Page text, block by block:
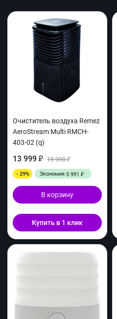
Очиститель воздуха Remez
AeroStream Multi RMCH-
403-02 (q)
13 999 ₽ 19 990₽
- 29% Экономия 5 991 ₽
В корзину
Купить в 1 клик